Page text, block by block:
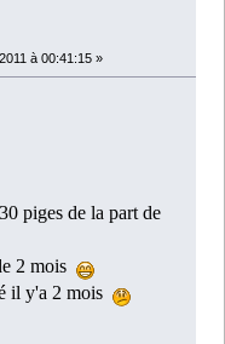
à 00:41:15 »
piges de la part de
2 mois
il y'a 2 mois